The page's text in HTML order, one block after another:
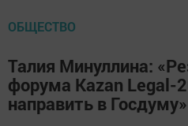
ОБЩЕСТВО
Талия Минуллина:
форума Kazan Legal-
направить в Госдуму»